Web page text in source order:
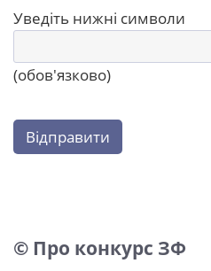
Уведіть нижні символи
(обов'язково)
Відправити
© Про конкурс ЗФ